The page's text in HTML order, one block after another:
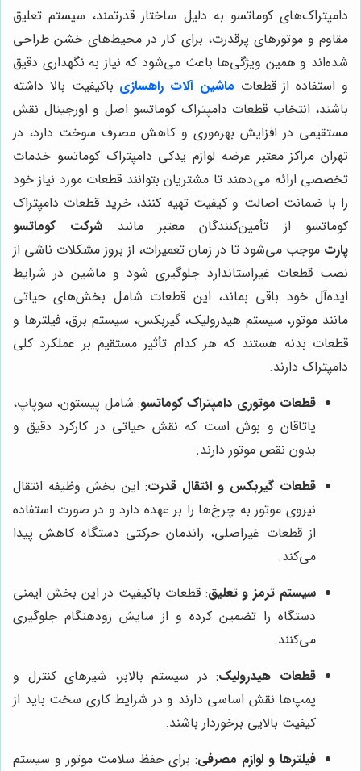
دامپتراک‌های کوماتسو به دلیل ساختار قدرتمند، سیستم تعلیق
مقاوم و موتورهای پرقدرت، برای کار در محیط‌های خشن طراحی
شده‌اند و همین ویژگی‌ها باعث می‌شود که نیاز به نگهداری دقیق
و استفاده از قطعات ماشین آلات راهسازی باکیفیت بالا داشته
باشند، انتخاب قطعات دامپتراک کوماتسو اصل و اورجینال نقش
مستقیمی در افزایش بهره‌وری و کاهش مصرف سوخت دارد، در
تهران مراکز معتبر عرضه لوازم یدکی دامپتراک کوماتسو خدمات
تخصصی ارائه می‌دهند تا مشتریان بتوانند قطعات مورد نیاز خود
را با ضمانت اصالت و کیفیت تهیه کنند، خرید قطعات دامپتراک
کوماتسو از تأمین‌کنندگان معتبر مانند
شرکت کوماتسو
پارت موجب می‌شود تا در زمان تعمیرات، از بروز مشکلات ناشی از
نصب قطعات غیراستاندارد جلوگیری شود و ماشین در شرایط
ایده‌آل خود باقی بماند، این قطعات شامل بخش‌های حیاتی
مانند موتور، سیستم هیدرولیک، گیربکس، سیستم برق، فیلترها و
قطعات بدنه هستند که هر کدام تأثیر مستقیم بر عملکرد کلی
دامپتراک دارند.
قطعات موتوری دامپتراک کوماتسو: شامل پیستون، سوپاپ،
یاتاقان و بوش است که نقش حیاتی در کارکرد دقیق و
بدون نقص موتور دارند.
قطعات گیربکس و انتقال قدرت: این بخش وظیفه انتقال
نیروی موتور به چرخ‌ها را بر عهده دارد و در صورت استفاده
از قطعات غیراصلی، راندمان حرکتی دستگاه کاهش پیدا
می‌کند.
سیستم ترمز و تعلیق: قطعات باکیفیت در این بخش ایمنی
دستگاه را تضمین کرده و از سایش زودهنگام جلوگیری
می‌کنند.
قطعات هیدرولیک: در سیستم بالابر، شیرهای کنترل و
پمپ‌ها نقش اساسی دارند و در شرایط کاری سخت باید از
کیفیت بالایی برخوردار باشند.
فیلترها و لوازم مصرفی: برای حفظ سلامت موتور و سیستم